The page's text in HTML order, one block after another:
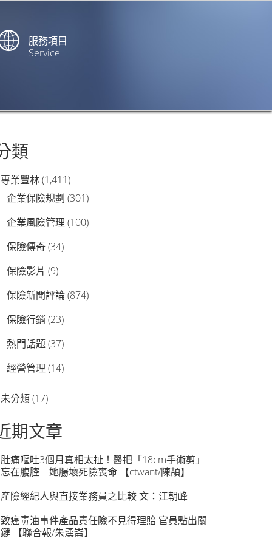
服務項目
Service
類
專業豐林(1,411)
企業保險規劃 (301)
企業風險管理 (100)
保險傳奇(34)
保險影片 (9)
保險新聞評論(874)
保險行銷 (23)
熱門話題(37)
經營管理 (14)
未分類(17)
期文章
肚痛嘔吐3個月真相太扯！醫把「18cm手術剪」
忘在腹腔 她腸壞死險喪命 【ctwant/陳頡】
產險經紀人與直接業務員之比較 文：江朝峰
致癌毒油事件產品責任險不見得理賠 官員點出關
鍵 【聯合報/朱漢崙】